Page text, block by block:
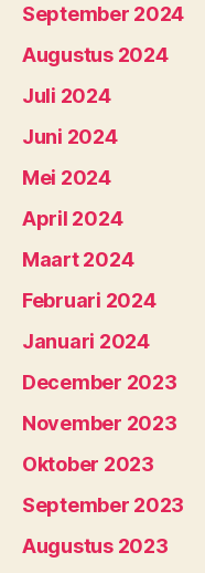
September 2024
Augustus 2024
Juli 2024
Juni 2024
Mei 2024
April 2024
Maart 2024
Februari 2024
Januari 2024
December 2023
November 2023
Oktober 2023
September 2023
Augustus 2023